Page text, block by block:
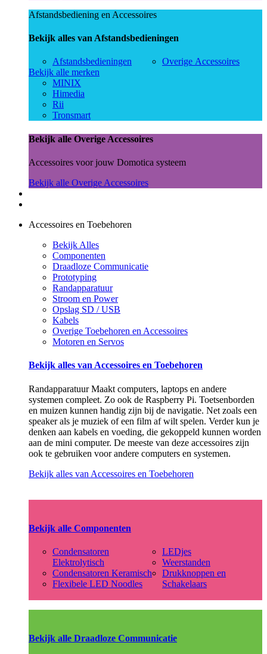
Afstandsbediening en Accessoires
Bekijk alles van Afstandsbedieningen
Afstandsbedieningen
Overige Accessoires
Bekijk alle merken
MINIX
Himedia
Rii
Tronsmart
Bekijk alle Overige Accessoires
Accessoires voor jouw Domotica systeem
Bekijk alle Overige Accessoires
Accessoires en Toebehoren
Bekijk Alles
Componenten
Draadloze Communicatie
Prototyping
Randapparatuur
Stroom en Power
Opslag SD / USB
Kabels
Overige Toebehoren en Accessoires
Motoren en Servos
Bekijk alles van Accessoires en Toebehoren
Randapparatuur Maakt computers, laptops en andere
systemen compleet. Zo ook de Raspberry Pi. Toetsenborden
en muizen kunnen handig zijn bij de navigatie. Net zoals een
speaker als je muziek of een film af wilt spelen. Verder kun je
denken aan kabels en voeding, die gekoppeld kunnen worden
aan de mini computer. De meeste van deze accessoires zijn
ook te gebruiken voor andere computers en systemen.
Bekijk alles van Accessoires en Toebehoren
Bekijk alle Componenten
Condensatoren
Elektrolytisch
Condensatoren Keramisch
Flexibele LED Noodles
LEDjes
Weerstanden
Drukknoppen en
Schakelaars
Bekijk alle Draadloze Communicatie